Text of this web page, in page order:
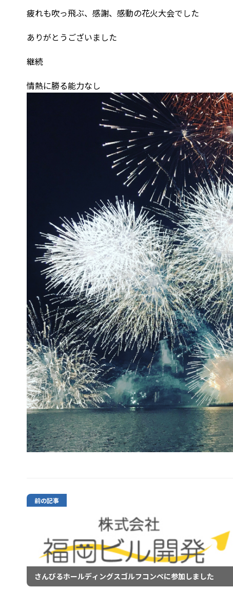
疲れも吹っ飛ぶ、感謝、感動の花火大会でした
ありがとうございました
継続
情熱に勝る能力なし
前の記事
さんびるホールディングスゴルフコンペに参加しました